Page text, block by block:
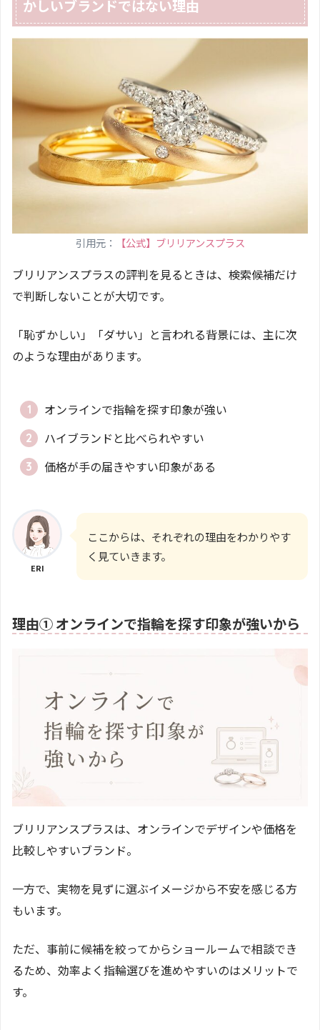
かしいブランドではない理由
引用元： 【公式】ブリリアンスプラス
ブリリアンスプラスの評判を見るときは、検索候補だけ
で判断しないことが大切です。
「恥ずかしい」「ダサい」と言われる背景には、主に次
のような理由があります。
オンラインで指輪を探す印象が強い
ハイブランドと比べられやすい
価格が手の届きやすい印象がある
ERI
ここからは、それぞれの理由をわかりやす
く見ていきます。
理由① オンラインで指輪を探す印象が強いから
ブリリアンスプラスは、オンラインでデザインや価格を
比較しやすいブランド。
一方で、実物を見ずに選ぶイメージから不安を感じる方
もいます。
ただ、事前に候補を絞ってからショールームで相談でき
るため、効率よく指輪選びを進めやすいのはメリットで
す。